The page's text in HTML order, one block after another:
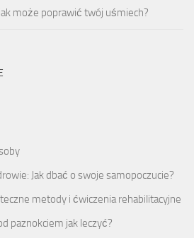
może poprawić twój uśmiech?
Jak dbać o swoje samopoczucie?
metody i ćwiczenia rehabilitacyjne
paznokciem jak leczyć?